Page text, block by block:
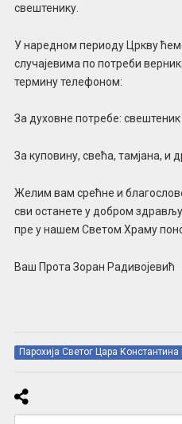
свештенику.
У наредном периоду Цркву
случајевима по потреби
термину телефоном:
За духовне потребе:
За куповину, свећа, тамјана, и
Желим вам срећне и
сви останете у добром
пре у нашем Светом Храму
Ваш Прота Зоран Радивојевић
Парохија Светог Цара